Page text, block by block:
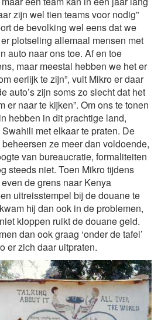
zijn wel tien teams voor nodig”
de bevolking wel eens dat we
plotseling allemaal mensen met
auto naar ons toe. Af en toe
maar meestal hebben we het er
eerlijk te zijn”, vult Mikro er daar
auto’s zijn soms zo slecht dat het
er naar te kijken”. Om ons te tonen
hebben in dit prachtige land,
met elkaar te praten. De
ze meer dan voldoende,
van bureaucratie, formaliteiten
steeds niet. Toen Mikro tijdens
de grens naar Kenya
uitreisstempel bij de douane te
hij dan ook in de problemen,
kloppen ruikt de douane geld.
dan ook graag ‘onder de tafel’
er zich daar uitpraten.